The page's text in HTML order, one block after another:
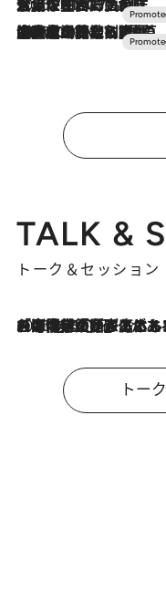
2026.7.17
「土佐和ハーブかき氷」がOMO7高知に登場！生姜、山椒、大葉など目にも舌にも涼を呼ぶ郷土の味
2026.7.10
NEW OPEN！【界 草津】名湯の地に誕生。趣の異なる2種の温泉と上州ならではの会席・蕎麦割烹など美食を味わう究極の癒やし旅
TALK &
トーク＆セッション
2026.8.3
「今後値上げがあるとすれば…」「リスクがあるのは今年の冬」エネルギー専門家が語る、ホルムズ海峡封鎖が家庭にもたらす“ある心配”
トー